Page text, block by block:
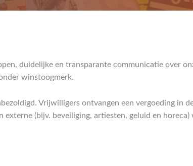
duidelijke en transparante communicatie over
winstoogmerk.
Vrijwilligers ontvangen een vergoeding in
(bijv. beveiliging, artiesten, geluid en